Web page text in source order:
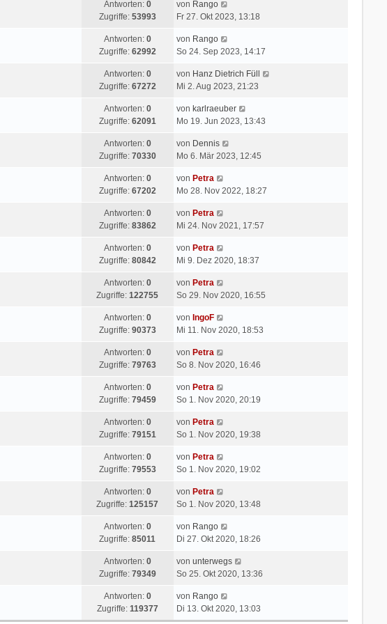
Antworten: 0
Zugriffe: 53993
von Rango
Fr 27. Okt 2023, 13:18
Antworten: 0
Zugriffe: 62992
von Rango
So 24. Sep 2023, 14:17
Antworten: 0
Zugriffe: 67272
von Hanz Dietrich Füll
Mi 2. Aug 2023, 21:23
Antworten: 0
Zugriffe: 62091
von karlraeuber
Mo 19. Jun 2023, 13:43
Antworten: 0
Zugriffe: 70330
von Dennis
Mo 6. Mär 2023, 12:45
Antworten: 0
Zugriffe: 67202
von Petra
Mo 28. Nov 2022, 18:27
Antworten: 0
Zugriffe: 83862
von Petra
Mi 24. Nov 2021, 17:57
Antworten: 0
Zugriffe: 80842
von Petra
Mi 9. Dez 2020, 18:37
Antworten: 0
Zugriffe:122755
von Petra
So 29. Nov 2020, 16:55
Antworten: 0
Zugriffe: 90373
von IngoF
Mi 11. Nov 2020, 18:53
Antworten: 0
Zugriffe: 79763
von Petra
So 8. Nov 2020, 16:46
Antworten: 0
Zugriffe: 79459
von Petra
So 1. Nov 2020, 20:19
Antworten: 0
Zugriffe: 79151
von Petra
So 1. Nov 2020, 19:38
Antworten: 0
Zugriffe: 79553
von Petra
So 1. Nov 2020, 19:02
Antworten: 0
Zugriffe:125157
von Petra
So 1. Nov 2020, 13:48
Antworten: 0
Zugriffe:85011
von Rango
Di 27. Okt 2020, 18:26
Antworten: 0
Zugriffe: 79349
von unterwegs
So 25. Okt 2020, 13:36
Antworten: 0
Zugriffe: 119377
von Rango
Di 13. Okt 2020, 13:03